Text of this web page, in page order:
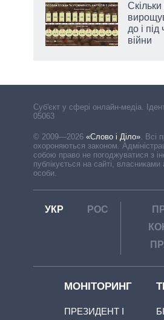
Скільки
до і під
війни
Cуб'єкт у сфері онлайн-медіа.
05063
© 2009—2026 «Слово і Діло». Всі
охороняються законом.
собою право не погоджуватися з
публікується на сайті, власниками
особи.
УКР РОС
МОНІТОРИНГ
ПРЕЗИДЕНТ І